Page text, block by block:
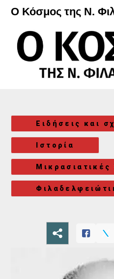
Μετάβαση
περιεχόμενο
Ο Κόσμος της Ν.
Ειδήσεις και
Ιστορία
Μικρασιατικές